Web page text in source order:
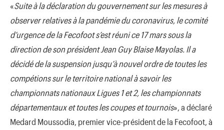
«Suite à la déclaration du gouvernement sur les mesures à
observer relatives à la pandémie du coronavirus, le comité
d’urgence de la Fecofoot s’est réuni ce 17 mars sous la
direction de son président Jean Guy Blaise Mayolas. Il a
décidé de la suspension jusqu’à nouvel ordre de toutes les
compétions sur le territoire national à savoir les
championnats nationaux Ligues 1 et 2, les championnats
départementaux et toutes les coupes et tournois», a déclaré
Medard Moussodia, premier vice-président de la Fecofoot, à